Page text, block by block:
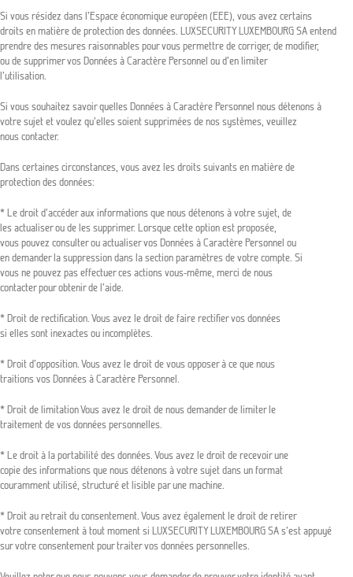
Si vous résidez dans l’Espace économique européen (EEE), vous avez certains
droits en matière de protection des données. LUXSECURITY LUXEMBOURG SA entend
prendre des mesures raisonnables pour vous permettre de corriger, de modifier,
ou de supprimer vos Données à Caractère Personnel ou d’en limiter
l’utilisation.
Si vous souhaitez savoir quelles Données à Caractère Personnel nous détenons à
votre sujet et voulez qu’elles soient supprimées de nos systèmes, veuillez
nous contacter.
Dans certaines circonstances, vous avez les droits suivants en matière de
protection des données:
* Le droit d’accéder aux informations que nous détenons à votre sujet, de
les actualiser ou de les supprimer. Lorsque cette option est proposée,
vous pouvez consulter ou actualiser vos Données à Caractère Personnel ou
en demander la suppression dans la section paramètres de votre compte. Si
vous ne pouvez pas effectuer ces actions vous-même, merci de nous
contacter pour obtenir de l’aide.
* Droit de rectification. Vous avez le droit de faire rectifier vos données
si elles sont inexactes ou incomplètes.
* Droit d’opposition. Vous avez le droit de vous opposer à ce que nous
traitions vos Données à Caractère Personnel.
* Droit de limitation Vous avez le droit de nous demander de limiter le
traitement de vos données personnelles.
* Le droit à la portabilité des données. Vous avez le droit de recevoir une
copie des informations que nous détenons à votre sujet dans un format
couramment utilisé, structuré et lisible par une machine.
* Droit au retrait du consentement. Vous avez également le droit de retirer
votre consentement à tout moment si LUXSECURITY LUXEMBOURG SA s’est appuyé
sur votre consentement pour traiter vos données personnelles.